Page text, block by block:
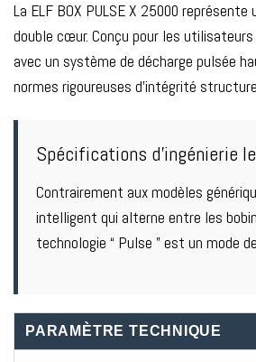
La ELF BOX PULSE X 25000
double cœur. Conçu pour les
avec un système de décharge pulsée
normes rigoureuses d'intégrité
Spécifications d'ingénierie
Contrairement aux modèles
intelligent qui alterne entre les
technologie “ Pulse ” est un mode
PARAMÈTRE TECHNIQUE